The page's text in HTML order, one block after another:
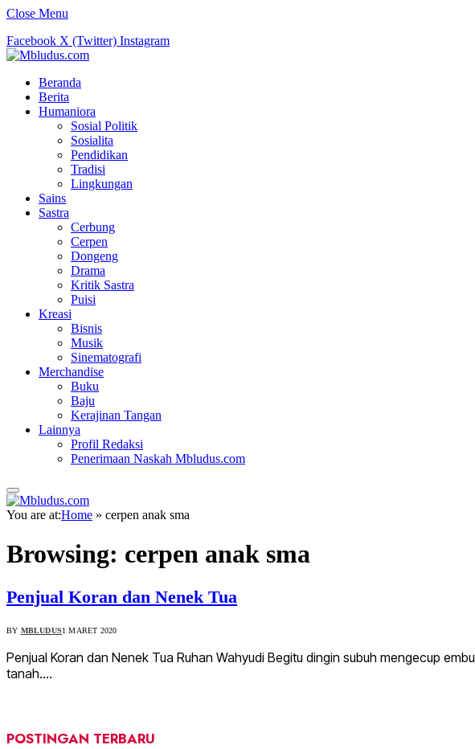
Close Menu
Facebook X (Twitter) Instagram
Beranda
Berita
Humaniora
Sosial Politik
Sosialita
Pendidikan
Tradisi
Lingkungan
Sains
Sastra
Cerbung
Cerpen
Dongeng
Drama
Kritik Sastra
Puisi
Kreasi
Bisnis
Musik
Sinematografi
Merchandise
Buku
Baju
Kerajinan Tangan
Lainnya
Profil Redaksi
Penerimaan Naskah Mbludus.com
You are at:Home » cerpen anak sma
Browsing: cerpen anak sma
Penjual Koran dan Nenek Tua
BY MBLUDUS1 MARET 2020
Penjual Koran dan Nenek Tua Ruhan Wahyudi Begitu dingin subuh mengecup
tanah.…
POSTINGAN TERBARU